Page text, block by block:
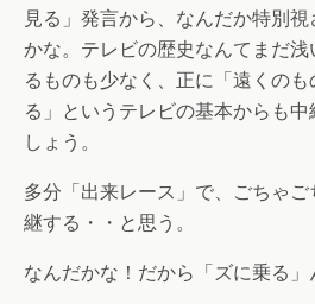
見る」発言から、なんだか特別
かな。テレビの歴史なんてまだ
るものも少なく、正に「遠くの
る」というテレビの基本からも
しょう。
多分「出来レース」で、ごちゃ
継する・・と思う。
なんだかな！だから「ズに乗る」